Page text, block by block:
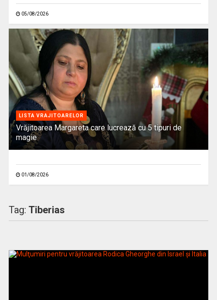
05/08/2026
LISTA VRAJITOARELOR
Vrăjitoarea Margareta care lucrează cu 5 tipuri de
magie
01/08/2026
Tag: Tiberias